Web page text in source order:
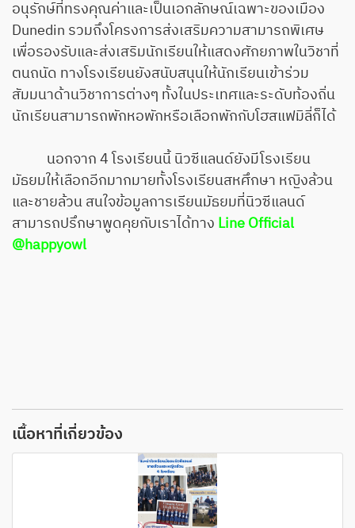
อนุรักษ์ที่ทรงคุณค่าและเป็นเอกลักษณ์เฉพาะของเมือง
Dunedin รวมถึงโครงการส่งเสริมความสามารถพิเศษ
เพื่อรองรับและส่งเสริมนักเรียนให้แสดงศักยภาพในวิชาที่
ตนถนัด ทางโรงเรียนยังสนับสนุนให้นักเรียนเข้าร่วม
สัมมนาด้านวิชาการต่างๆ ทั้งในประเทศและระดับท้องถิ่น
นักเรียนสามารถพักหอพักหรือเลือกพักกับโฮสแฟมิลี่ก็ได้
นอกจาก 4 โรงเรียนนี้ นิวซีแลนด์ยังมีโรงเรียน
มัธยมให้เลือกอีกมากมายทั้งโรงเรียนสหศึกษา หญิงล้วน
และชายล้วน สนใจข้อมูลการเรียนมัธยมที่นิวซีแลนด์
สามารถปรึกษาพูดคุยกับเราได้ทาง Line Official
@happyowl
เนื้อหาที่เกี่ยวข้อง